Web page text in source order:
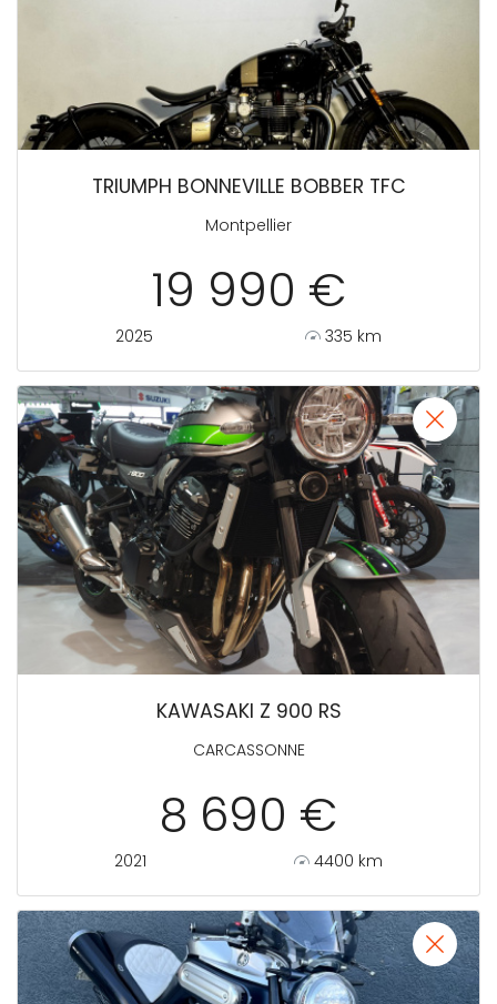
TRIUMPH BONNEVILLE BOBBER TFC
Montpellier
19 990 €
2025 335 km
KAWASAKI Z 900 RS
CARCASSONNE
8 690 €
2021 4400 km